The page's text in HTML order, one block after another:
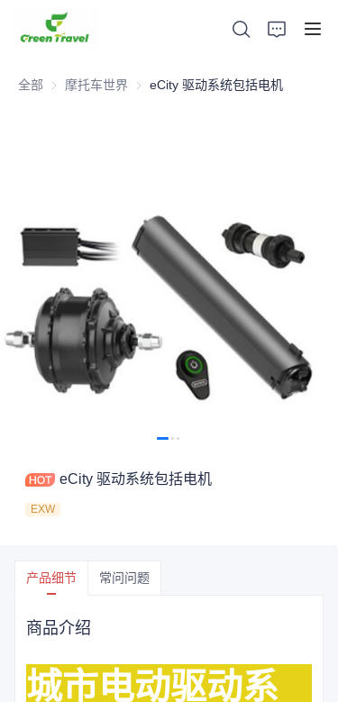
全部 摩托车世界 摩托车世界
eCity 驱动系统包括电机
eCity 驱动系统包括电机
EXW
产品细节 常问问题
商品介绍
城市电动驱动系
关于我们
新闻与合作案例
生产基地及工艺
支持